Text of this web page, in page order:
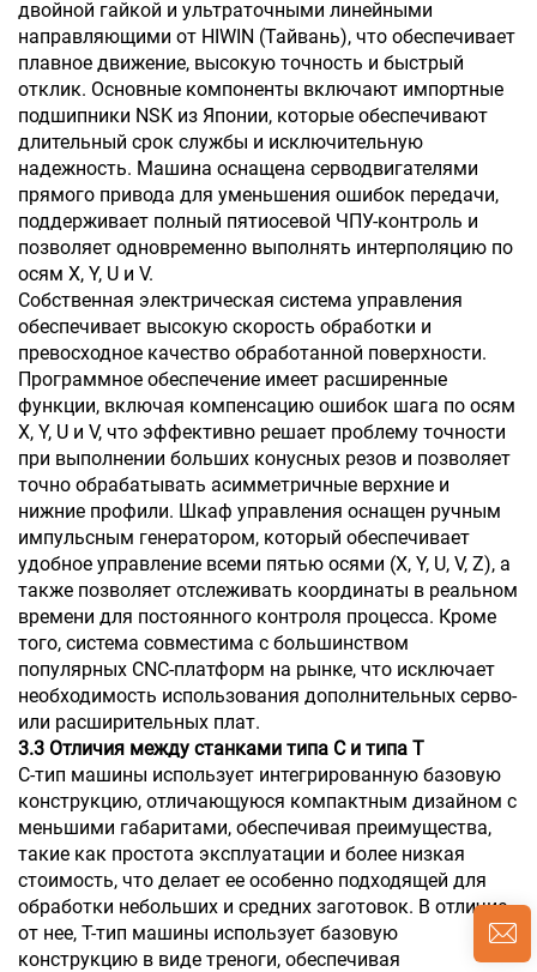
двойной гайкой и ультраточными линейными
направляющими от HIWIN (Тайвань), что обеспечивает
плавное движение, высокую точность и быстрый
отклик. Основные компоненты включают импортные
подшипники NSK из Японии, которые обеспечивают
длительный срок службы и исключительную
надежность. Машина оснащена серводвигателями
прямого привода для уменьшения ошибок передачи,
поддерживает полный пятиосевой ЧПУ-контроль и
позволяет одновременно выполнять интерполяцию по
осям X, Y, U и V.
Собственная электрическая система управления
обеспечивает высокую скорость обработки и
превосходное качество обработанной поверхности.
Программное обеспечение имеет расширенные
функции, включая компенсацию ошибок шага по осям
X, Y, U и V, что эффективно решает проблему точности
при выполнении больших конусных резов и позволяет
точно обрабатывать асимметричные верхние и
нижние профили. Шкаф управления оснащен ручным
импульсным генератором, который обеспечивает
удобное управление всеми пятью осями (X, Y, U, V, Z), а
также позволяет отслеживать координаты в реальном
времени для постоянного контроля процесса. Кроме
того, система совместима с большинством
популярных CNC-платформ на рынке, что исключает
необходимость использования дополнительных серво-
или расширительных плат.
3.3 Отличия между станками типа C и типа T
C-тип машины использует интегрированную базовую
конструкцию, отличающуюся компактным дизайном с
меньшими габаритами, обеспечивая преимущества,
такие как простота эксплуатации и более низкая
стоимость, что делает ее особенно подходящей для
обработки небольших и средних заготовок. В отличие
от нее, T-тип машины использует базовую
конструкцию в виде треноги, обеспечивая